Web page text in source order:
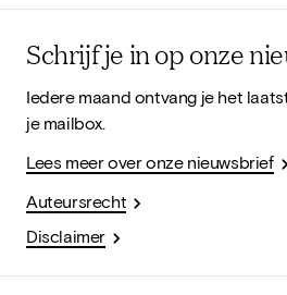
Schrijf je in op onze
Iedere maand ontvang je het
je mailbox.
Lees meer over onze nieuwsbrief
Auteursrecht
Disclaimer